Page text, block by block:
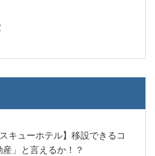
キューホテル】移設できるコ
」と言えるか！？